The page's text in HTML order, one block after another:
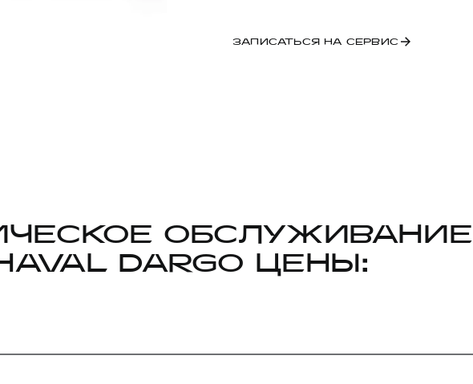
ЗАПИСАТЬСЯ НА СЕРВИС
ОБСЛУЖИВАНИЕ
DARGO ЦЕНЫ: